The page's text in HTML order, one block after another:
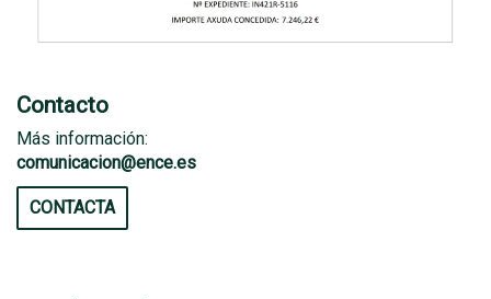
Contacto
Más información:
comunicacion@ence.es
CONTACTA